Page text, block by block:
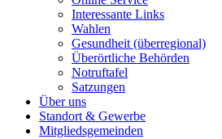
Interessante Links
Wahlen
Gesundheit (überregional)
Überörtliche Behörden
Notruftafel
Satzungen
Über uns
Standort & Gewerbe
Mitgliedsgemeinden